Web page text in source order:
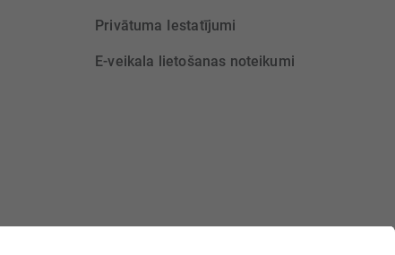
Privātuma Iestatījumi
E-veikala lietošanas noteikumi